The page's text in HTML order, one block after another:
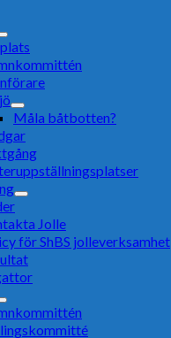
Måla båtbotten?
Jolle
för ShBS jolleverksamhet